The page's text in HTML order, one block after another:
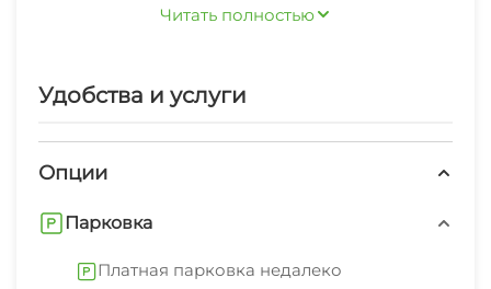
непревзойденные возможности для активного
Помимо комфортного проживания, у нас вы
активного времяпрепровождения.
инфраструктурой, включающей в себя
аттракционы. Вы сможете воспользоваться
Читать полностью
Удобства и услуги
Опции
Парковка
Платная парковка недалеко